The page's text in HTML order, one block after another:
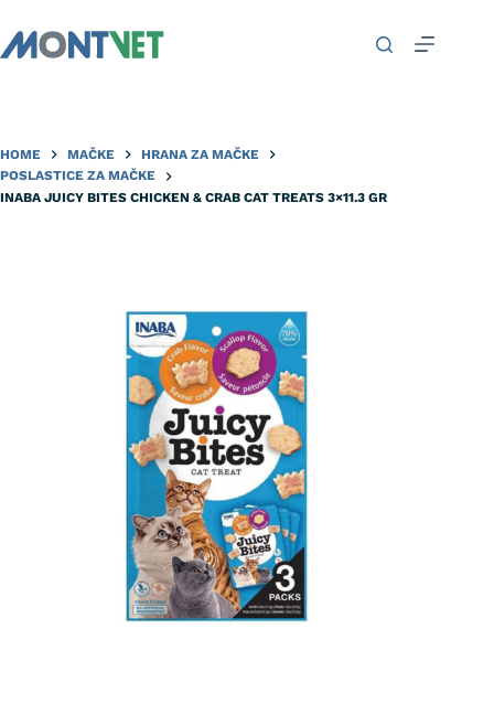
HOME MAČKE
HRANA ZA MAČKE
POSLASTICE ZA MAČKE
INABA JUICY BITES CHICKEN & CRAB CAT TREATS 3×11.3 GR